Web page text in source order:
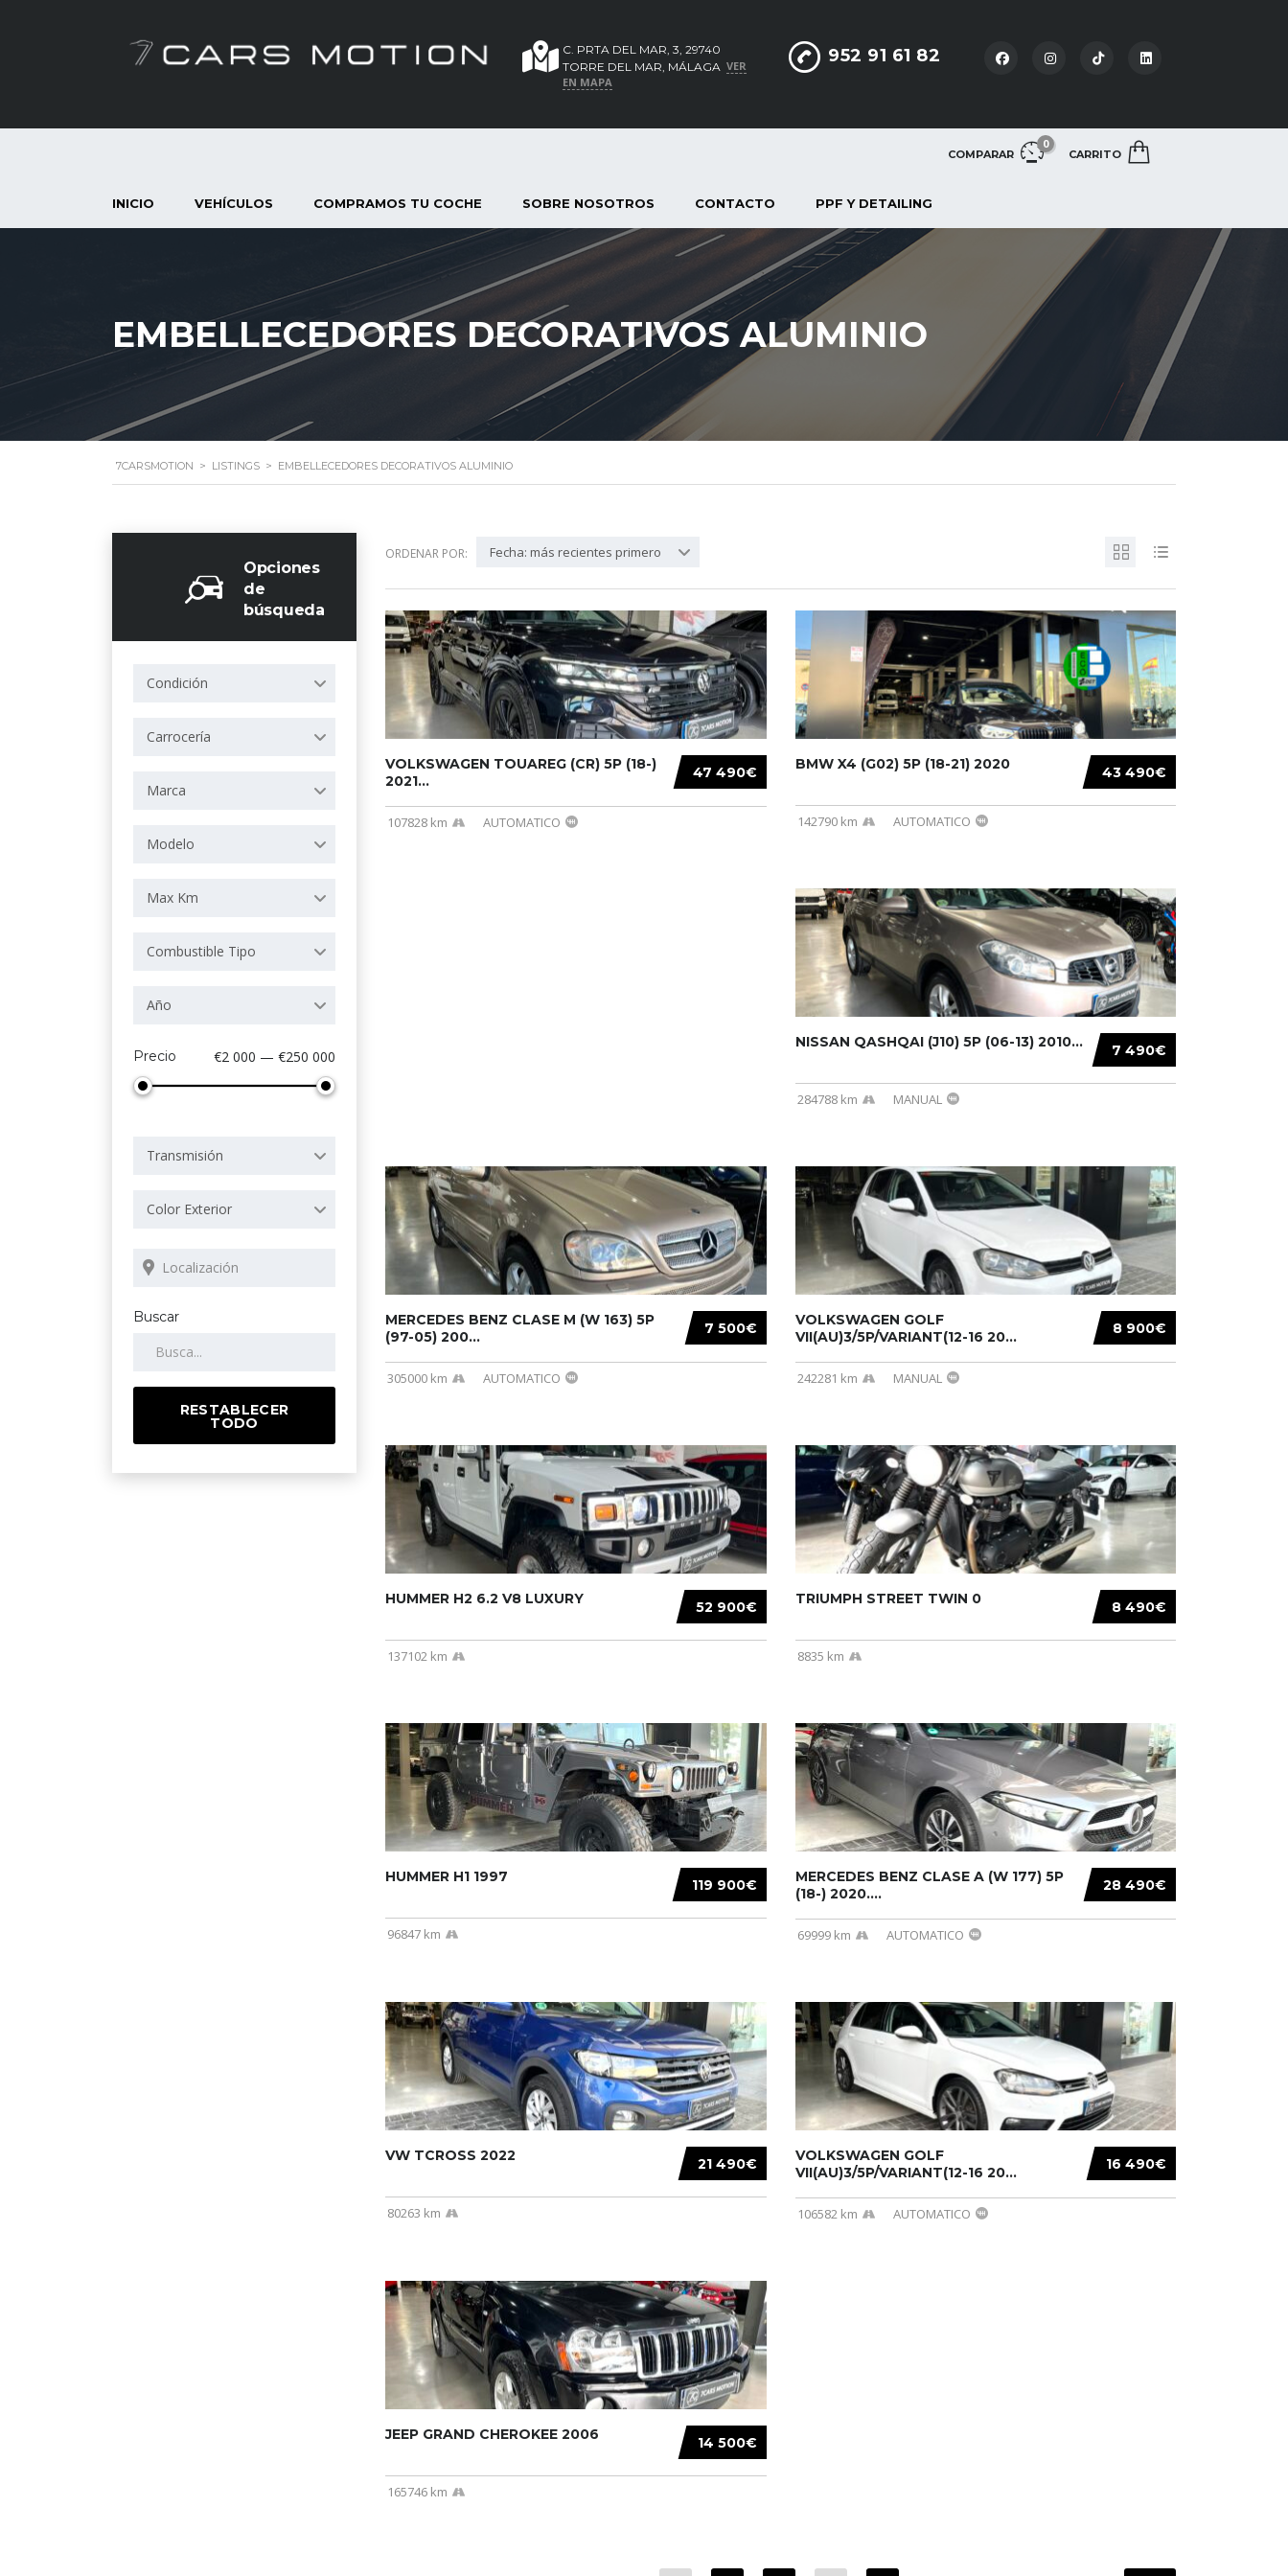
952 91 61 82
C. PRTA DEL MAR, 3, 29740
TORRE DEL MAR, MÁLAGA VER
EN MAPA
COMPARAR
0
CARRITO
INICIO VEHÍCULOS COMPRAMOS TU COCHE SOBRE NOSOTROS CONTACTO PPF Y DETAILING
EMBELLECEDORES DECORATIVOS ALUMINIO
7CARSMOTION > LISTINGS > EMBELLECEDORES DECORATIVOS ALUMINIO
Opciones
de
búsqueda
Condición
Carrocería
Marca
Modelo
Max Km
Combustible Tipo
Año
Precio €2 000 — €250 000
Transmisión
Color Exterior
Buscar
RESTABLECER
TODO
ORDENAR POR: Fecha: más recientes primero
47 490€
VOLKSWAGEN TOUAREG (CR) 5P (18-)
2021...
107828 km AUTOMATICO
43 490€
BMW X4 (G02) 5P (18-21) 2020
142790 km AUTOMATICO
7 490€
NISSAN QASHQAI (J10) 5P (06-13) 2010...
284788 km MANUAL
7 500€
MERCEDES BENZ CLASE M (W 163) 5P
(97-05) 200...
305000 km AUTOMATICO
8 900€
VOLKSWAGEN GOLF
VII(AU)3/5P/VARIANT(12-16 20...
242281 km MANUAL
52 900€
HUMMER H2 6.2 V8 LUXURY
137102 km
8 490€
TRIUMPH STREET TWIN 0
8835 km
119 900€
HUMMER H1 1997
96847 km
28 490€
MERCEDES BENZ CLASE A (W 177) 5P
(18-) 2020....
69999 km AUTOMATICO
21 490€
VW TCROSS 2022
80263 km
16 490€
VOLKSWAGEN GOLF
VII(AU)3/5P/VARIANT(12-16 20...
106582 km AUTOMATICO
14 500€
JEEP GRAND CHEROKEE 2006
165746 km